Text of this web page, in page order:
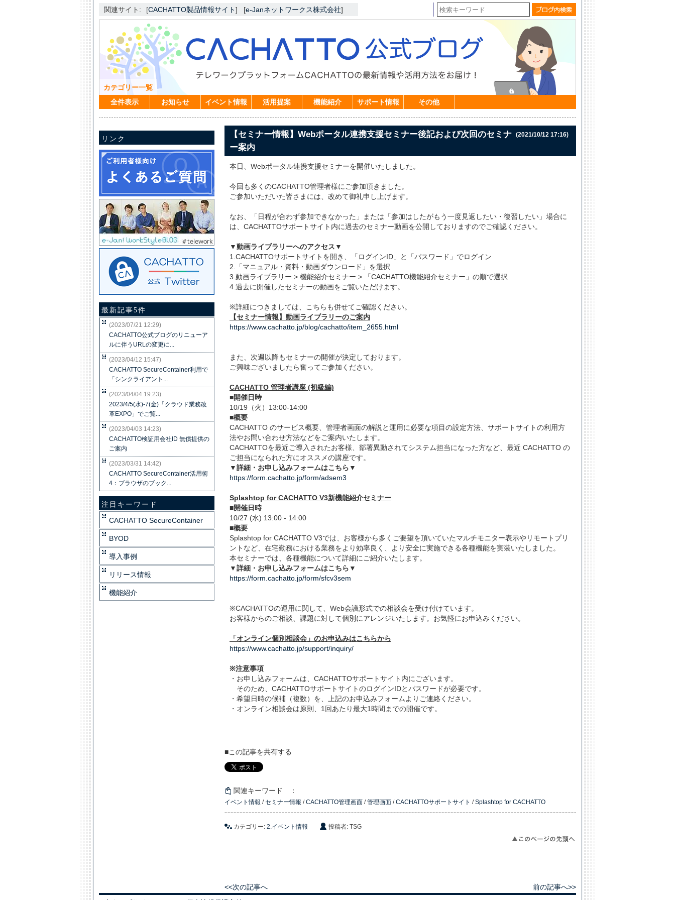
関連サイト: [CACHATTO製品情報サイト] [e-Janネットワークス株式会社]
カテゴリー一覧
全件表示
お知らせ イベント情報 活用提案 機能紹介 サポート情報 その他
(2021/10/12 17:16)
【セミナー情報】Webポータル連携支援セミナー後記および次回のセミナ
ー案内
本日、Webポータル連携支援セミナーを開催いたしました。
今回も多くのCACHATTO管理者様にご参加頂きました。
ご参加いただいた皆さまには、改めて御礼申し上げます。
なお、「日程が合わず参加できなかった」または「参加はしたがもう一度見返したい・復習したい」場合に
は、CACHATTOサポートサイト内に過去のセミナー動画を公開しておりますのでご確認ください。
▼動画ライブラリーへのアクセス▼
1.CACHATTOサポートサイトを開き、「ログインID」と「パスワード」でログイン
2.「マニュアル・資料・動画ダウンロード」を選択
3.動画ライブラリー > 機能紹介セミナー > 「CACHATTO機能紹介セミナー」の順で選択
4.過去に開催したセミナーの動画をご覧いただけます。
※詳細につきましては、こちらも併せてご確認ください。
【セミナー情報】動画ライブラリーのご案内
https://www.cachatto.jp/blog/cachatto/item_2655.html
また、次週以降もセミナーの開催が決定しております。
ご興味ございましたら奮ってご参加ください。
CACHATTO 管理者講座 (初級編)
■開催日時
10/19（火）13:00-14:00
■概要
CACHATTO のサービス概要、管理者画面の解説と運用に必要な項目の設定方法、サポートサイトの利用方
法やお問い合わせ方法などをご案内いたします。
CACHATTOを最近ご導入されたお客様、部署異動されてシステム担当になった方など、最近 CACHATTO の
ご担当になられた方にオススメの講座です。
▼詳細・お申し込みフォームはこちら▼
https://form.cachatto.jp/form/adsem3
Splashtop for CACHATTO V3新機能紹介セミナー
■開催日時
10/27 (水) 13:00 - 14:00
■概要
Splashtop for CACHATTO V3では、お客様から多くご要望を頂いていたマルチモニター表示やリモートプリ
ントなど、在宅勤務における業務をより効率良く、より安全に実施できる各種機能を実装いたしました。
本セミナーでは、各種機能について詳細にご紹介いたします。
▼詳細・お申し込みフォームはこちら▼
https://form.cachatto.jp/form/sfcv3sem
※CACHATTOの運用に関して、Web会議形式での相談会を受け付けています。
お客様からのご相談、課題に対して個別にアレンジいたします。お気軽にお申込みください。
「オンライン個別相談会」のお申込みはこちらから
https://www.cachatto.jp/support/inquiry/
※注意事項
・お申し込みフォームは、CACHATTOサポートサイト内にございます。
そのため、CACHATTOサポートサイトのログインIDとパスワードが必要です。
・希望日時の候補（複数）を、上記のお申込みフォームよりご連絡ください。
・オンライン相談会は原則、1回あたり最大1時間までの開催です。
■この記事を共有する
関連キーワード ：
イベント情報 /セミナー情報 /CACHATTO管理画面 /管理画面 /CACHATTOサポートサイト /Splashtop for CACHATTO
カテゴリー: 2.イベント情報 投稿者: TSG
<<次の記事へ 前の記事へ>>
リンク
最新記事5件
(2023/07/21 12:29)
CACHATTO公式ブログのリニューア
ルに伴うURLの変更に...
(2023/04/12 15:47)
CACHATTO SecureContainer利用で
「シンクライアント...
(2023/04/04 19:23)
2023/4/5(水)-7(金)「クラウド業務改
革EXPO」でご覧...
(2023/04/03 14:23)
CACHATTO検証用会社ID 無償提供の
ご案内
(2023/03/31 14:42)
CACHATTO SecureContainer活用術
4：ブラウザのブック...
注目キーワード
CACHATTO SecureContainer
BYOD
導入事例
リリース情報
機能紹介